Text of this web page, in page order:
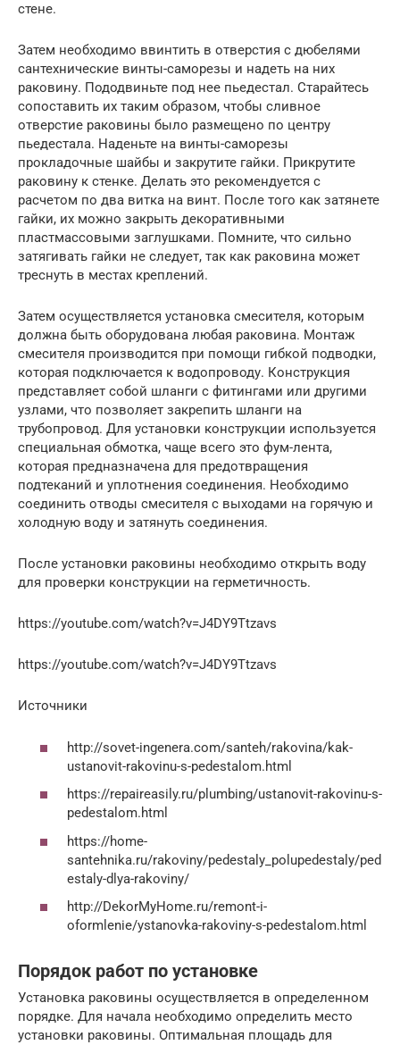
стене.
Затем необходимо ввинтить в отверстия с дюбелями
сантехнические винты-саморезы и надеть на них
раковину. Пододвиньте под нее пьедестал. Старайтесь
сопоставить их таким образом, чтобы сливное
отверстие раковины было размещено по центру
пьедестала. Наденьте на винты-саморезы
прокладочные шайбы и закрутите гайки. Прикрутите
раковину к стенке. Делать это рекомендуется с
расчетом по два витка на винт. После того как затянете
гайки, их можно закрыть декоративными
пластмассовыми заглушками. Помните, что сильно
затягивать гайки не следует, так как раковина может
треснуть в местах креплений.
Затем осуществляется установка смесителя, которым
должна быть оборудована любая раковина. Монтаж
смесителя производится при помощи гибкой подводки,
которая подключается к водопроводу. Конструкция
представляет собой шланги с фитингами или другими
узлами, что позволяет закрепить шланги на
трубопровод. Для установки конструкции используется
специальная обмотка, чаще всего это фум-лента,
которая предназначена для предотвращения
подтеканий и уплотнения соединения. Необходимо
соединить отводы смесителя с выходами на горячую и
холодную воду и затянуть соединения.
После установки раковины необходимо открыть воду
для проверки конструкции на герметичность.
https://youtube.com/watch?v=J4DY9Ttzavs
https://youtube.com/watch?v=J4DY9Ttzavs
Источники
http://sovet-ingenera.com/santeh/rakovina/kak-
ustanovit-rakovinu-s-pedestalom.html
https://repaireasily.ru/plumbing/ustanovit-rakovinu-s-
pedestalom.html
https://home-
santehnika.ru/rakoviny/pedestaly_polupedestaly/ped
estaly-dlya-rakoviny/
http://DekorMyHome.ru/remont-i-
oformlenie/ystanovka-rakoviny-s-pedestalom.html
Порядок работ по установке
Установка раковины осуществляется в определенном
порядке. Для начала необходимо определить место
установки раковины. Оптимальная площадь для